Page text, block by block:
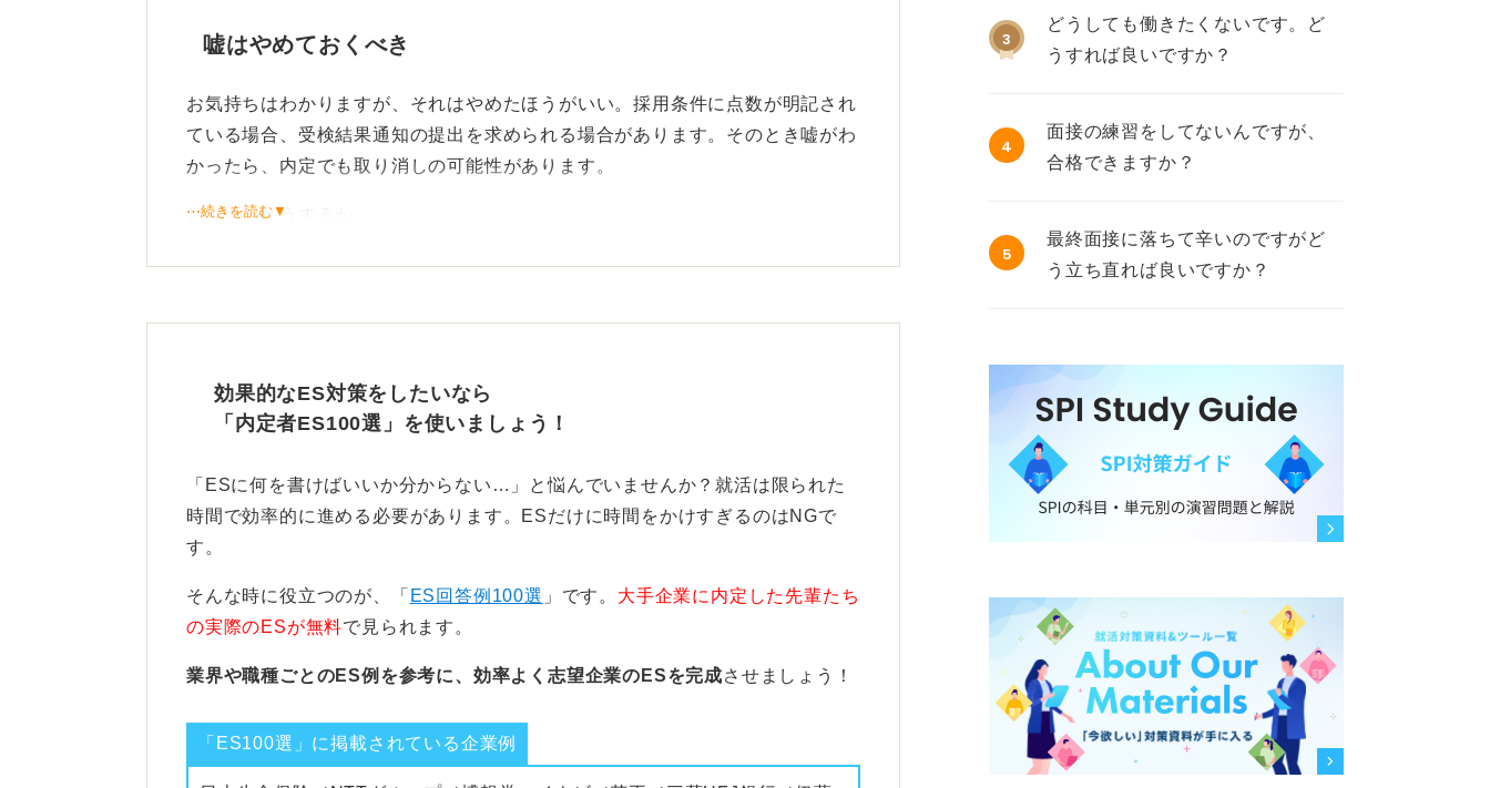
嘘はやめておくべき
お気持ちはわかりますが、それはやめたほうがいい。採用条件に点数が明記され
ている場合、受検結果通知の提出を求められる場合があります。そのとき嘘がわ
かったら、内定でも取り消しの可能性があります。
じゃあ、どうするか。
一番良いのは今から受検して、650点以上をとることです。応募締め切りに試験
を目指して勉強しています」と併記することです。
ね。応援しています。
1
⋯続きを読む▼
効果的なES対策をしたいなら
「内定者ES100選」を使いましょう！
「ESに何を書けばいいか分からない…」と悩んでいませんか？就活は限られた
時間で効率的に進める必要があります。ESだけに時間をかけすぎるのはNGで
す。
そんな時に役立つのが、「 ES回答例100選 」です。 大手企業に内定した先輩たち
の実際のESが無料で見られます。
業界や職種ごとのES例を参考に、効率よく志望企業のESを完成させましょう！
「ES100選」に掲載されている企業例
3
どうしても働きたくないです。ど
うすれば良いですか？
4
面接の練習をしてないんですが、
合格できますか？
5
最終面接に落ちて辛いのですがど
う立ち直れば良いですか？